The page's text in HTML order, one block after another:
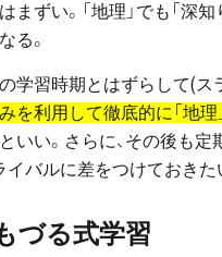
まずい。「地理」でも「深
る。
学習時期とはずらして(ス
を利用して徹底的に「地理」
いい。さらに、その後も
イバルに差をつけておきた
づる式学習